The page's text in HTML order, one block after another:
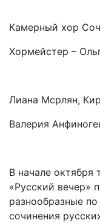
Камерный хор
Хормейстер –
Лиана Мсрлян,
Валерия
В начале октября
«Русский вечер»
разнообразные
сочинения